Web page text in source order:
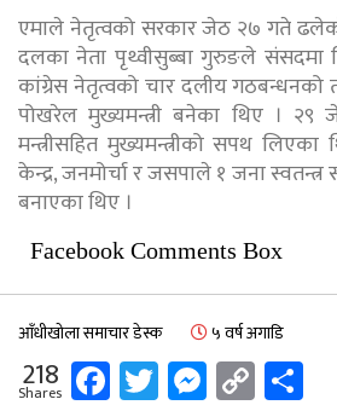
एमाले नेतृत्वको सरकार जेठ २७ गते
दलका नेता पृथ्वीसुब्बा गुरुङले संसदमा
कांग्रेस नेतृत्वको चार दलीय गठबन्धनको
पोखरेल मुख्यमन्त्री बनेका थिए ।
मन्त्रीसहित मुख्यमन्त्रीको सपथ लिएका
केन्द्र, जनमोर्चा र जसपाले १ जना
बनाएका थिए ।
Facebook Comments Box
आँधीखोला समाचार डेस्क ५ वर्ष अगाडि
218
Shares Facebook
TwitterCopy